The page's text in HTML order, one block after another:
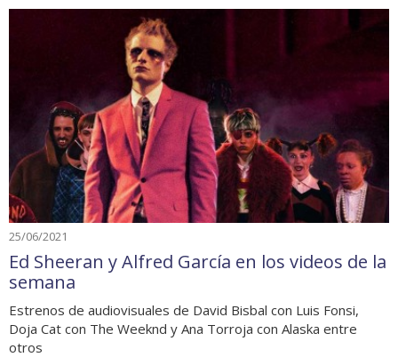
25/06/2021
Ed Sheeran y Alfred García en los videos de la
semana
Estrenos de audiovisuales de David Bisbal con Luis Fonsi,
Doja Cat con The Weeknd y Ana Torroja con Alaska entre
otros